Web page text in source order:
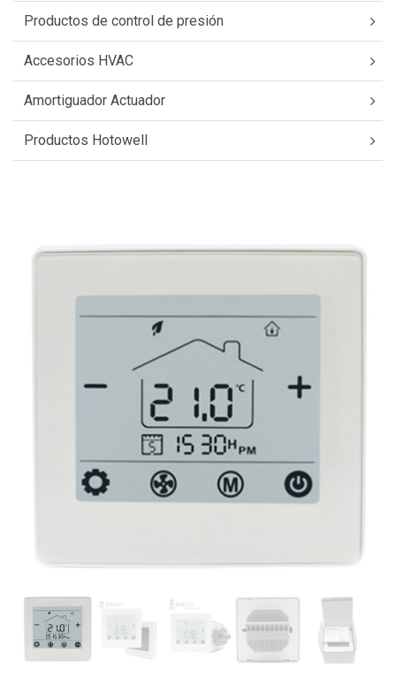
Productos de control de presión
Accesorios HVAC
Amortiguador Actuador
Productos Hotowell